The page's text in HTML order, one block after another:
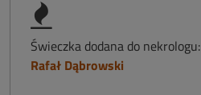
Świeczka dodana do nekrologu:
Rafał Dąbrowski